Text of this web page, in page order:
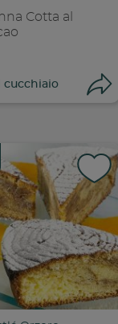
Cotta al
cucchiaio